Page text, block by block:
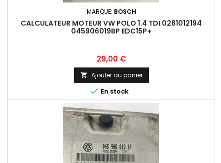
MARQUE: BOSCH
CALCULATEUR MOTEUR VW POLO 1.4 TDI 0281012194
045906019BP EDC15P+
Prix
29,00 €
 Ajouter au panier
 En stock